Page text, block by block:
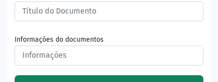
Informações do documentos